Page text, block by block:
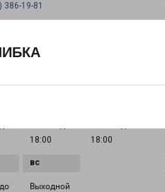
19-81
18:00
18:00
Выходной